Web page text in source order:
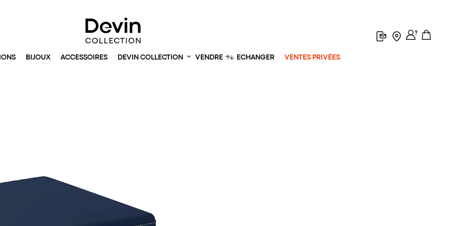
BIJOUX ACCESSOIRES DEVIN COLLECTION VENDRE ECHANGER VENTES PRIVÉES